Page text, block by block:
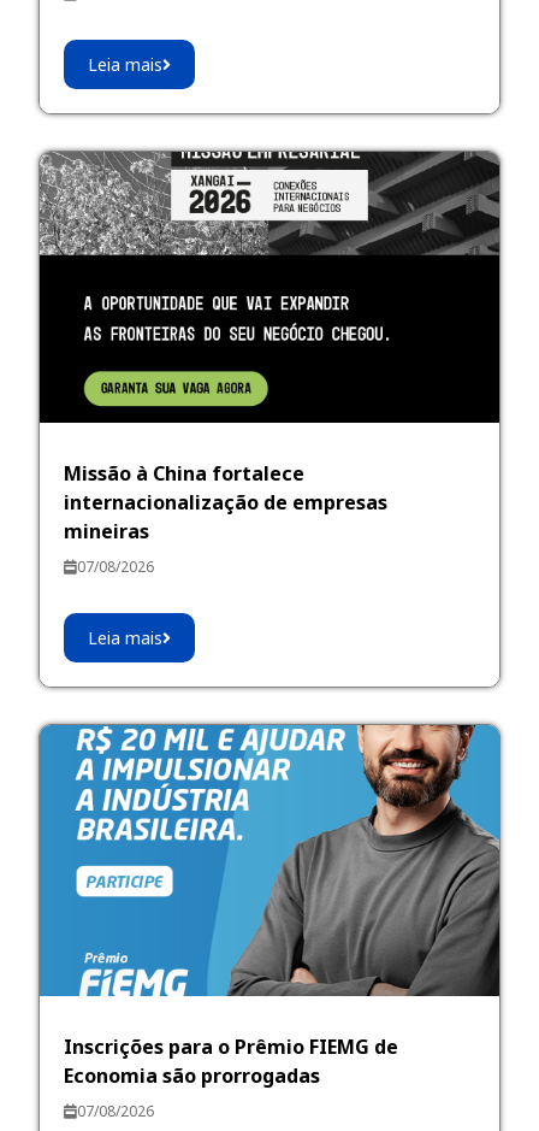
Leia mais
Missão à China fortalece
internacionalização de empresas
mineiras
07/08/2026
Leia mais
Inscrições para o Prêmio FIEMG de
Economia são prorrogadas
07/08/2026